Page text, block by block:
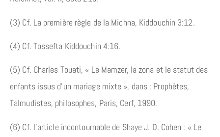
(3) Cf. La première règle de la Michna, Kiddouchin 3:12.
(4) Cf. Tossefta Kiddouchin 4:16.
(5) Cf. Charles Touati, « Le Mamzer, la zona et le statut des
enfants issus d’un mariage mixte », dans : Prophètes,
Talmudistes, philosophes, Paris, Cerf, 1990.
(6) Cf. l’article incontournable de Shaye J. D. Cohen : « Le